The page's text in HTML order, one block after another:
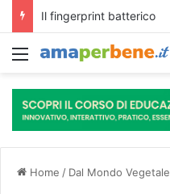
Menu
Home / Dal Mondo Vegetale